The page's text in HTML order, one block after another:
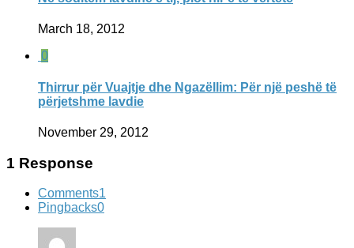
March 18, 2012
0
Thirrur për Vuajtje dhe Ngazëllim: Për një peshë të
përjetshme lavdie
November 29, 2012
1 Response
Comments1
Pingbacks0